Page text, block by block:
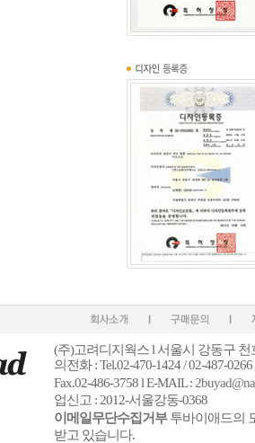
(주)고려디지웍스 l 서울시 강동구
의전화 : Tel.02-470-1424 / 02-487-0266
Fax.02-486-3758 l E-MAIL :
업신고 : 2012-서울강동-0368
이메일무단수집거부투바이애드의
받고 있습니다.